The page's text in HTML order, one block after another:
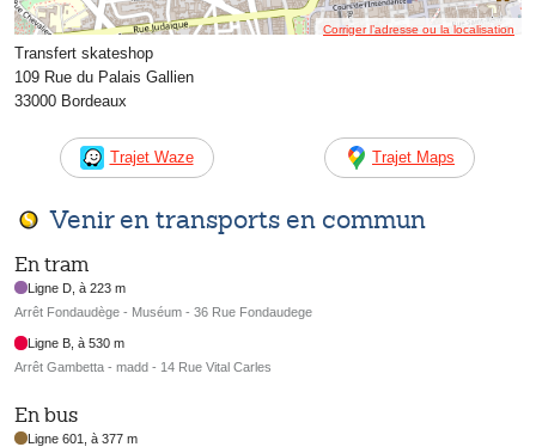
Corriger l’adresse ou la localisation
Transfert skateshop
109 Rue du Palais Gallien
33000 Bordeaux
Trajet Waze Trajet Maps
Venir en transports en commun
En tram
Ligne D, à 223 m
Arrêt Fondaudège - Muséum - 36 Rue Fondaudege
Ligne B, à 530 m
Arrêt Gambetta - madd - 14 Rue Vital Carles
En bus
Ligne 601, à 377 m